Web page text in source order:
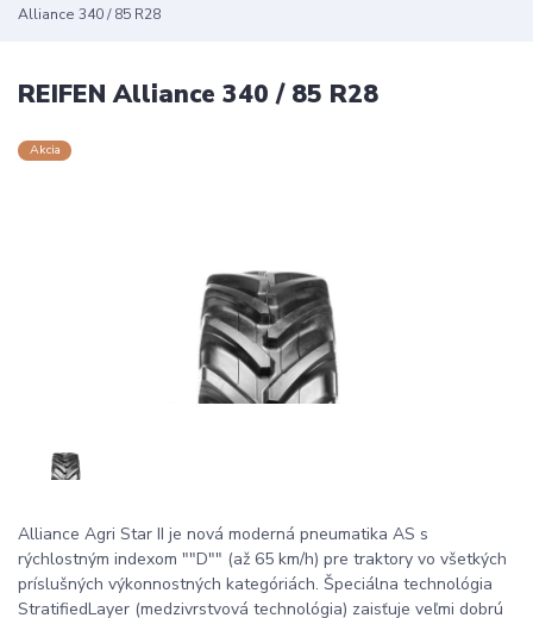
Alliance 340 / 85 R28
REIFEN Alliance 340 / 85 R28
Akcia
Alliance Agri Star II je nová moderná pneumatika AS s
rýchlostným indexom ""D"" (až 65 km/h) pre traktory vo všetkých
príslušných výkonnostných kategóriách. Špeciálna technológia
StratifiedLayer (medzivrstvová technológia) zaisťuje veľmi dobrú